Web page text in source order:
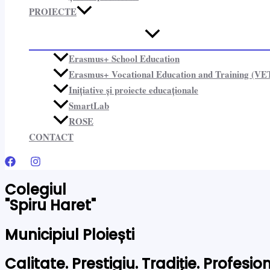
PROIECTE​
Erasmus+ School Education
Erasmus+ Vocational Education and Training
Inițiative și proiecte educaționale​
SmartLab
ROSE
CONTACT
Colegiul
"Spiru Haret"
Municipiul Ploiești
Calitate. Prestigiu. Tradiție.